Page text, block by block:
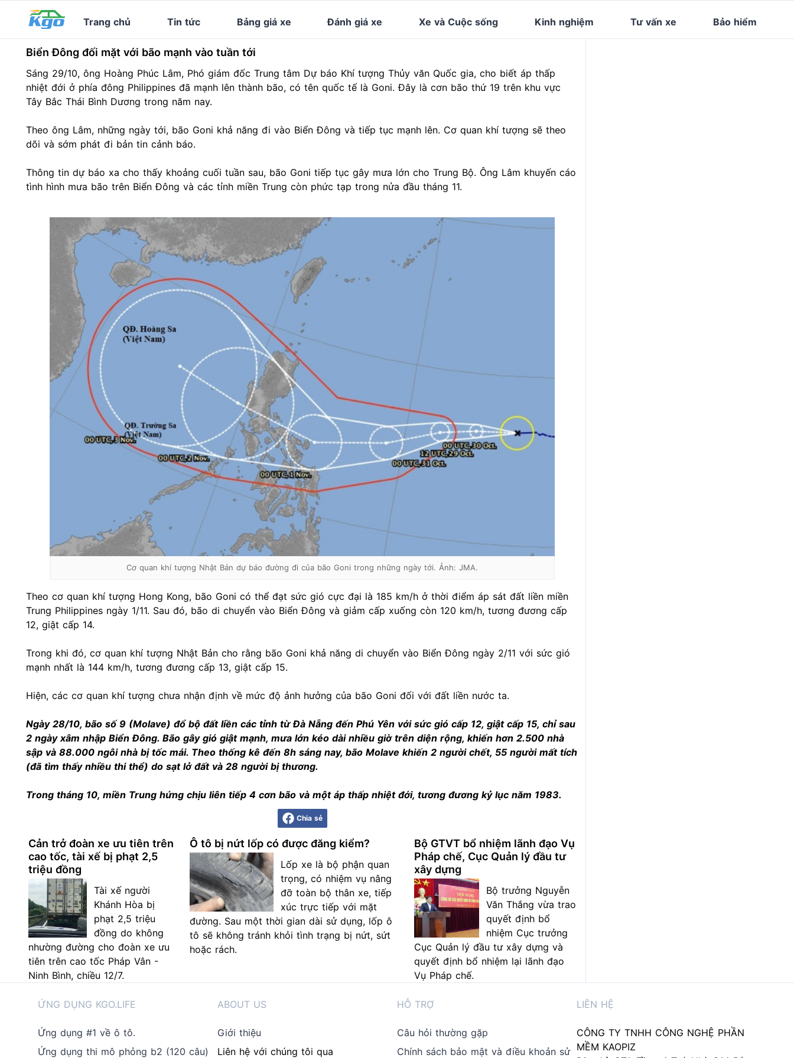
Trang chủ Tin tức Bảng giá xe Đánh giá xe Xe và Cuộc sống Kinh nghiệm Tư vấn xe Bảo hiểm
Biển Đông đối mặt với bão mạnh vào tuần tới
Sáng 29/10, ông Hoàng Phúc Lâm, Phó giám đốc Trung tâm Dự báo Khí tượng Thủy văn Quốc gia, cho biết áp thấp
nhiệt đới ở phía đông Philippines đã mạnh lên thành bão, có tên quốc tế là Goni. Đây là cơn bão thứ 19 trên khu vực
Tây Bắc Thái Bình Dương trong năm nay.
Theo ông Lâm, những ngày tới, bão Goni khả năng đi vào Biển Đông và tiếp tục mạnh lên. Cơ quan khí tượng sẽ theo
dõi và sớm phát đi bản tin cảnh báo.
Thông tin dự báo xa cho thấy khoảng cuối tuần sau, bão Goni tiếp tục gây mưa lớn cho Trung Bộ. Ông Lâm khuyến cáo
tình hình mưa bão trên Biển Đông và các tỉnh miền Trung còn phức tạp trong nửa đầu tháng 11.
Cơ quan khí tượng Nhật Bản dự báo đường đi của bão Goni trong những ngày tới. Ảnh: JMA.
Theo cơ quan khí tượng Hong Kong, bão Goni có thể đạt sức gió cực đại là 185 km/h ở thời điểm áp sát đất liền miền
Trung Philippines ngày 1/11. Sau đó, bão di chuyển vào Biển Đông và giảm cấp xuống còn 120 km/h, tương đương cấp
12, giật cấp 14.
Trong khi đó, cơ quan khí tượng Nhật Bản cho rằng bão Goni khả năng di chuyển vào Biển Đông ngày 2/11 với sức gió
mạnh nhất là 144 km/h, tương đương cấp 13, giật cấp 15.
Hiện, các cơ quan khí tượng chưa nhận định về mức độ ảnh hưởng của bão Goni đối với đất liền nước ta.
Ngày 28/10, bão số 9 (Molave) đổ bộ đất liền các tỉnh từ Đà Nẵng đến Phú Yên với sức gió cấp 12, giật cấp 15, chỉ sau
2 ngày xâm nhập Biển Đông. Bão gây gió giật mạnh, mưa lớn kéo dài nhiều giờ trên diện rộng, khiến hơn 2.500 nhà
sập và 88.000 ngôi nhà bị tốc mái. Theo thống kê đến 8h sáng nay, bão Molave khiến 2 người chết, 55 người mất tích
(đã tìm thấy nhiều thi thể) do sạt lở đất và 28 người bị thương.
Trong tháng 10, miền Trung hứng chịu liên tiếp 4 cơn bão và một áp thấp nhiệt đới, tương đương kỷ lục năm 1983.
Chia sẻ
Cản trở đoàn xe ưu tiên trên
cao tốc, tài xế bị phạt 2,5
triệu đồng
Tài xế người
Khánh Hòa bị
phạt 2,5 triệu
đồng do không
nhường đường cho đoàn xe ưu
tiên trên cao tốc Pháp Vân -
Ninh Bình, chiều 12/7.
Ô tô bị nứt lốp có được đăng kiểm?
Lốp xe là bộ phận quan
trọng, có nhiệm vụ nâng
đỡ toàn bộ thân xe, tiếp
xúc trực tiếp với mặt
đường. Sau một thời gian dài sử dụng, lốp ô
tô sẽ không tránh khỏi tình trạng bị nứt, sứt
hoặc rách.
Bộ GTVT bổ nhiệm lãnh đạo Vụ
Pháp chế, Cục Quản lý đầu tư
xây dựng
Bộ trưởng Nguyễn
Văn Thắng vừa trao
quyết định bổ
nhiệm Cục trưởng
Cục Quản lý đầu tư xây dựng và
quyết định bổ nhiệm lại lãnh đạo
Vụ Pháp chế.
ỨNG DỤNG KGO.LIFE
Ứng dụng #1 về ô tô.
Ứng dụng thi mô phỏng b2 (120 câu)
ABOUT US
Giới thiệu
Liên hệ với chúng tôi qua
HỖ TRỢ
Câu hỏi thường gặp
Chính sách bảo mật và điều khoản sử
LIÊN HỆ
CÔNG TY TNHH CÔNG NGHỆ PHẦN
MỀM KAOPIZ